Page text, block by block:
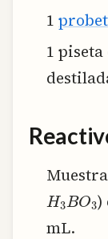
1
1
H3BO3
)
mL.